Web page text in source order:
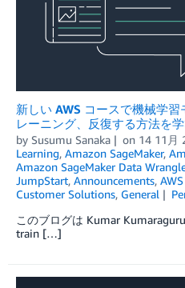
新しい AWS コースで機械学
レーニング、反復する方法を
by Susumu Sanaka on 14 11月
Learning, Amazon SageMaker,
Amazon SageMaker Data
JumpStart, Announcements,
Customer Solutions, General
このブログは Kumar
train […]